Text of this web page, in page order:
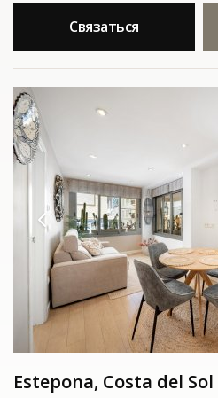
Связаться
Estepona, Costa del Sol